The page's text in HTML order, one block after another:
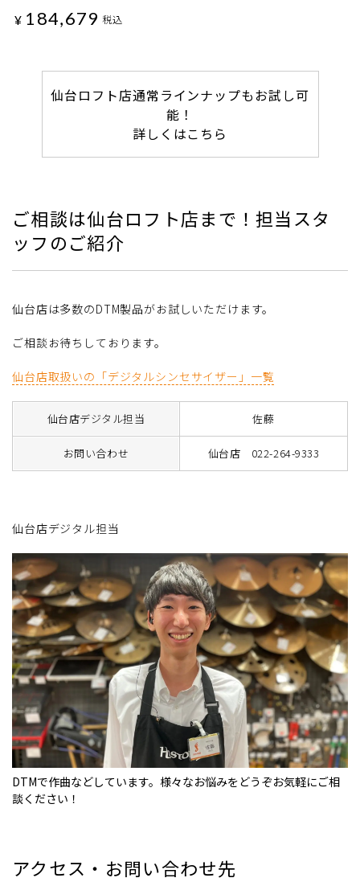
¥ 184,679 税込
仙台ロフト店通常ラインナップもお試し可
能！
詳しくはこちら
ご相談は仙台ロフト店まで！担当スタ
ッフのご紹介
仙台店は多数のDTM製品がお試しいただけます。
ご相談お待ちしております。
仙台店取扱いの「デジタルシンセサイザー」一覧
仙台店デジタル担当 佐藤
お問い合わせ 仙台店 022-264-9333
仙台店デジタル担当
DTMで作曲などしています。様々なお悩みをどうぞお気軽にご相
談ください！
アクセス・お問い合わせ先